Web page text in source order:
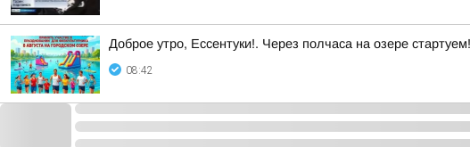
Доброе утро, Ессентуки!. Через полчаса на озере стартуем!
08:42